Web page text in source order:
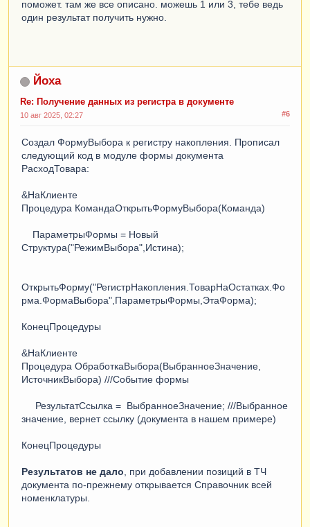
поможет. там же все описано. можешь 1 или 3, тебе ведь
один результат получить нужно.
Йоха
Re: Получение данных из регистра в документе
#6
10 авг 2025, 02:27
Создал ФормуВыбора к регистру накопления. Прописал
следующий код в модуле формы документа
РасходТовара:
&НаКлиенте
Процедура КомандаОткрытьФормуВыбора(Команда)
ПараметрыФормы = Новый
Структура("РежимВыбора",Истина);
ОткрытьФорму("РегистрНакопления.ТоварНаОстатках.Фо
рма.ФормаВыбора",ПараметрыФормы,ЭтаФорма);
КонецПроцедуры
&НаКлиенте
Процедура ОбработкаВыбора(ВыбранноеЗначение,
ИсточникВыбора) ///Событие формы
РезультатСсылка = ВыбранноеЗначение; ///Выбранное
значение, вернет ссылку (документа в нашем примере)
КонецПроцедуры
Результатов не дало , при добавлении позиций в ТЧ
документа по-прежнему открывается Справочник всей
номенклатуры.